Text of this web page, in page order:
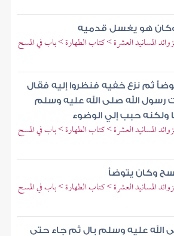
وكان هو يغسل قدميه
المسانيد العشرة > كتاب الطهارة > باب في المسح
توضأ ثم نزع خفيه فنظروا إليه فقال
رسول الله صلى الله عليه وسلم
ولكنه حبب إلي الوضوء
المسانيد العشرة > كتاب الطهارة > باب في المسح
وكان يتوضأ
المسانيد العشرة > كتاب الطهارة > باب في المسح
الله عليه وسلم بال ثم جاء حتى